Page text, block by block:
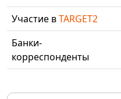
Участие вTARGET2
Банки-
корреспонденты